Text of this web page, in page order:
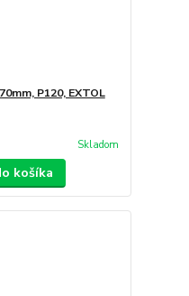
P120, EXTOL
Skladom
košíka